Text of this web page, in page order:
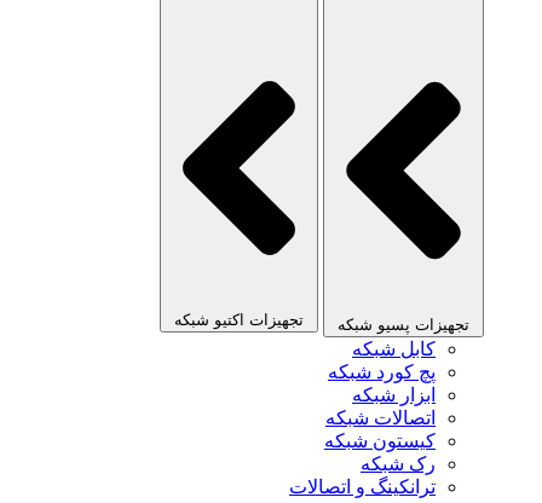
تجهیزات پسیو شبکه تجهیزات اکتیو شبکه
کابل شبکه
پچ کورد شبکه
ابزار شبکه
اتصالات شبکه
کیستون شبکه
رک شبکه
ترانکینگ و اتصالات